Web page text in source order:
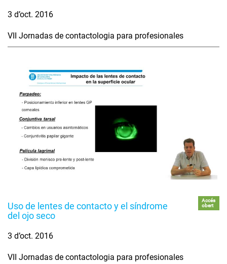
3 d’oct. 2016
VII Jornadas de contactologia para profesionales
Uso de lentes de contacto y el síndrome
del ojo seco
Accés
obert
3 d’oct. 2016
VII Jornadas de contactologia para profesionales